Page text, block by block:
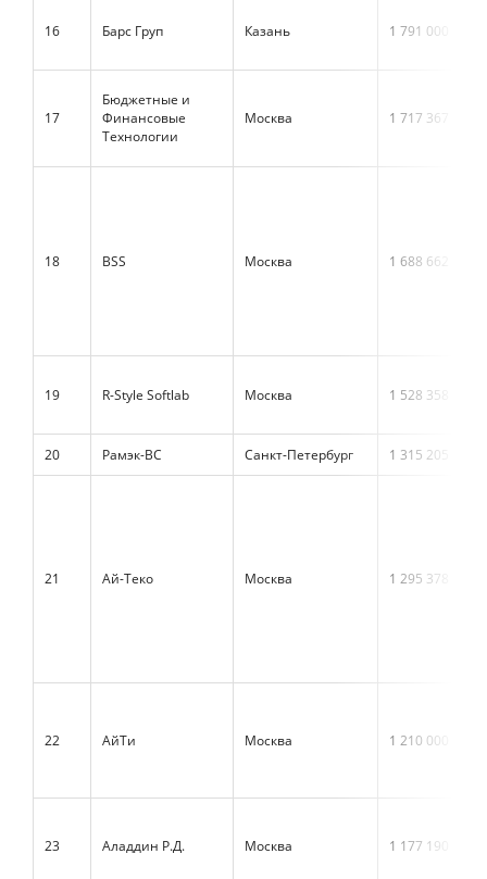
16 Барс Груп Казань 1 791 000
17
Бюджетные и
Финансовые
Технологии
Москва 1 717 367
18 BSS Москва 1 688 662
19 R-Style Softlab Москва 1 528 358
20 Рамэк-ВС Санкт-Петербург 1 315 205
21 Ай-Теко Москва 1 295 378
22 АйТи Москва 1 210 000
23 Аладдин Р.Д. Москва 1 177 190